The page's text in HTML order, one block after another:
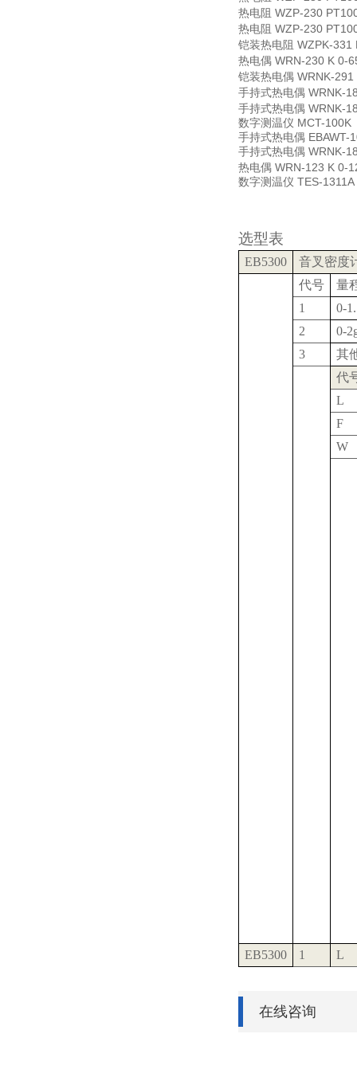
热电阻 WZP-230
热电阻 WZP-230
铠装热电阻 WZPK-
热电偶 WRN-230 K 0-
铠装热电偶 WRNK-
手持式热电偶 WRNK-
手持式热电偶 WRNK-
数字测温仪 MCT-100K
手持式热电偶 EBAWT-
手持式热电偶 WRNK-
热电偶 WRN-123 K 0-
数字测温仪 TES-1311A
选型表
EB5300
音叉密度
代号
量
1
0-
2
0-
3
其
代
L
F
W
EB5300 1 L
在线咨询